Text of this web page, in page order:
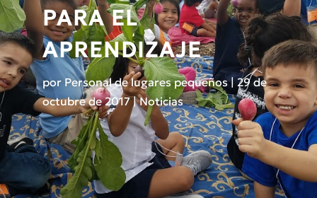
PARA EL
APRENDIZAJE
por Personal de lugares pequeños|29 de
octubre de 2017|Noticias